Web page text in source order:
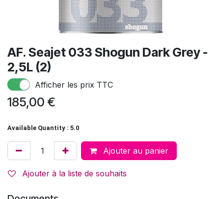
AF. Seajet 033 Shogun Dark Grey -
2,5L (2)
Afficher les prix TTC
185,00 €
Available Quantity : 5.0
Ajouter au panier
Ajouter à la liste de souhaits